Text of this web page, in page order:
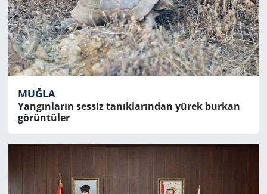
MUĞLA
Yangınların sessiz tanıklarından yürek burkan
görüntüler